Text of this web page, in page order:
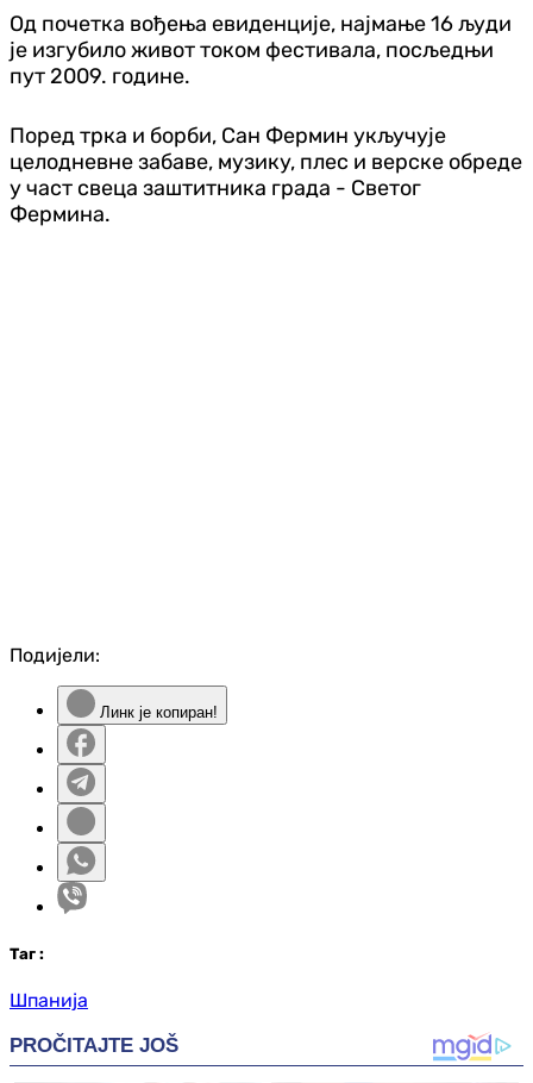
Од почетка вођења евиденције, најмање 16 људи
је изгубило живот током фестивала, посљедњи
пут 2009. године.
Поред трка и борби, Сан Фермин укључује
целодневне забаве, музику, плес и верске обреде
у част свеца заштитника града - Светог
Фермина.
Подијели:
Линк је копиран!
Таг :
Шпанија